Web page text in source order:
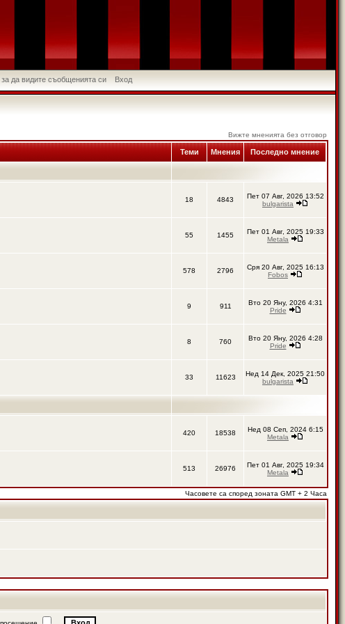
за да видите съобщенията си Вход
Вижте мненията без отговор
Теми Мнения Последно мнение
18 4843
Пет 07 Авг, 2026 13:52
bulgarista
55 1455
Пет 01 Авг, 2025 19:33
Metala
578 2796
Сря 20 Авг, 2025 16:13
Fobos
9 911
Вто 20 Яну, 2026 4:31
Pride
8 760
Вто 20 Яну, 2026 4:28
Pride
33 11623
Нед 14 Дек, 2025 21:50
bulgarista
420 18538
Нед 08 Сеп, 2024 6:15
Metala
513 26976
Пет 01 Авг, 2025 19:34
Metala
Часовете са според зоната GMT + 2 Часа